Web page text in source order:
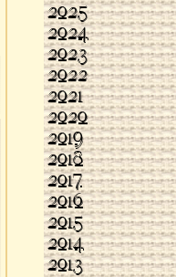
2025
2024
2023
2022
2021
2020
2019
2018
2017
2016
2015
2014
2013